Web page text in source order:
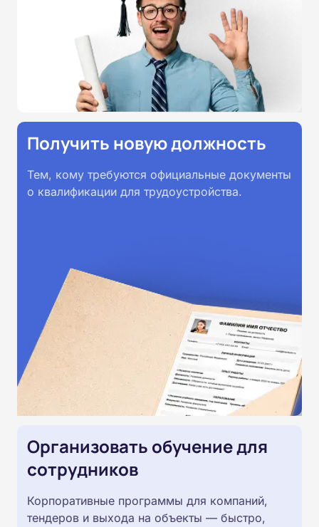
Удостоверения и дипломы о
прохождении обучения
принимаются работодателями по
всей России.
Получить новую должность
Тем, кому требуются официальные документы
о квалификации для трудоустройства.
Организовать обучение для
сотрудников
Корпоративные программы для компаний,
тендеров и выхода на объекты — быстро,